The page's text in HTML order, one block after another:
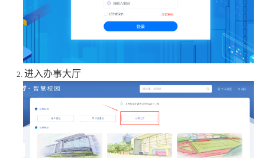
进入办事大厅